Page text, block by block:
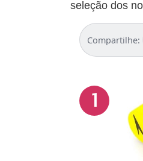
seleção dos
Compartilhe:
1